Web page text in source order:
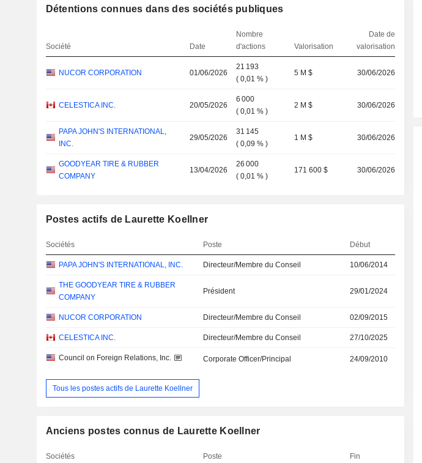
Détentions connues dans des sociétés publiques
Société Date
Nombre
d'actions
Valorisation
Date de
valorisation
NUCOR CORPORATION 01/06/2026
21 193
(0,01 % )
5 M $ 30/06/2026
CELESTICA INC. 20/05/2026
6 000
(0,01 % )
2 M $ 30/06/2026
PAPA JOHN'S INTERNATIONAL,
INC.
29/05/2026
31 145
(0,09 % )
1 M $ 30/06/2026
GOODYEAR TIRE & RUBBER
COMPANY
13/04/2026
26 000
(0,01 % )
171 600 $ 30/06/2026
Postes actifs de Laurette Koellner
Sociétés Poste Début
PAPA JOHN'S INTERNATIONAL, INC. Directeur/Membre du Conseil 10/06/2014
THE GOODYEAR TIRE & RUBBER
COMPANY
Président 29/01/2024
NUCOR CORPORATION Directeur/Membre du Conseil 02/09/2015
CELESTICA INC. Directeur/Membre du Conseil 27/10/2025
Council on Foreign Relations, Inc. Corporate Officer/Principal 24/09/2010
Tous les postes actifs de Laurette Koellner
Anciens postes connus de Laurette Koellner
Sociétés Poste Fin